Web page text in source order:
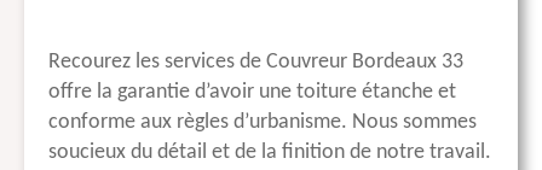
Recourez les services de Couvreur Bordeaux 33
offre la garantie d’avoir une toiture étanche et
conforme aux règles d’urbanisme. Nous sommes
soucieux du détail et de la finition de notre travail.